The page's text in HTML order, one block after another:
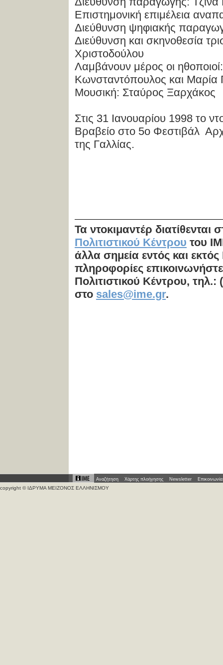
Επιστημονική επιμέλεια
Διεύθυνση ψηφιακής
Διεύθυνση και σκηνοθεσία
Χριστοδούλου
Λαμβάνουν μέρος οι
Κωνσταντόπουλος και Μαρία
Μουσική: Σταύρος Ξαρχάκος
Στις 31 Ιανουαρίου 1998 το
Βραβείο στο 5ο Φεστιβάλ
της Γαλλίας.
Τα ντοκιμαντέρ διατίθενται
Πολιτιστικού Κέντρου του
άλλα σημεία εντός και
πληροφορίες
Πολιτιστικού Κέντρου, τηλ.:
στο sales@ime.gr.
Αναζήτηση Χάρτης πλοήγησης Newsletter Επικοινωνία
copyright © ΙΔΡΥΜΑ ΜΕΙΖΟΝΟΣ ΕΛΛΗΝΙΣΜΟΥ